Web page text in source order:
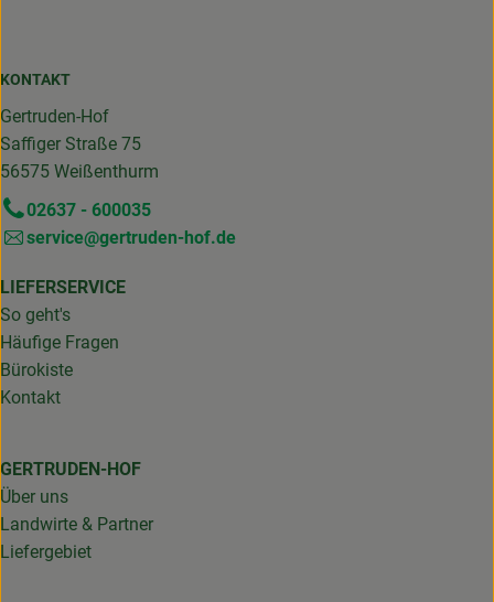
KONTAKT
Gertruden-Hof
Saffiger Straße 75
56575 Weißenthurm
02637 - 600035
service@gertruden-hof.de
LIEFERSERVICE
So geht's
Häufige Fragen
Bürokiste
Kontakt
GERTRUDEN-HOF
Über uns
Landwirte & Partner
Liefergebiet